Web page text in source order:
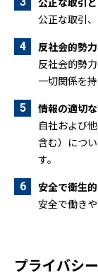
公正な取引
反社会的勢
反社会的勢
一切関係を持
情報の適切
自社および
含む）につ
す。
安全で衛生
安全で働き
プライバシ